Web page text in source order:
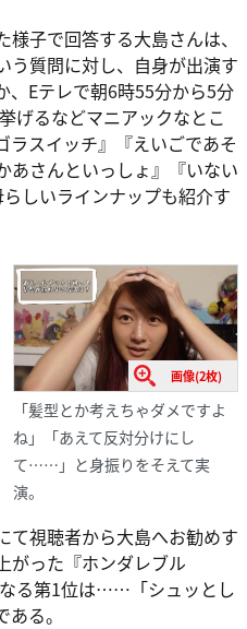
子で回答する大島さんは、
う質問に対し、自身が出演す
、Eテレで朝6時55分から5分
げるなどマニアックなとこ
ラスイッチ』『えいごであそ
あさんといっしょ』『いない
しいラインナップも紹介す
画像(2枚)
「髪型とか考えちゃダメですよ
ね」「あえて反対分けにし
て……」と身振りをそえて実
演。
て視聴者から大島へお勧めす
がった『ホンダレブル
る第1位は……「シュッとし
る。